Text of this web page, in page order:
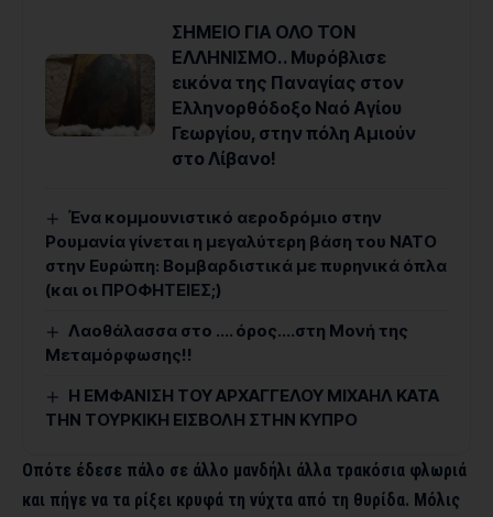
ΣΗΜΕΙΟ ΓΙΑ ΟΛΟ ΤΟΝ
ΕΛΛΗΝΙΣΜΟ.. Μυρόβλισε
εικόνα της Παναγίας στον
Ελληνορθόδοξο Ναό Αγίου
Γεωργίου, στην πόλη Αμιούν
στο Λίβανο!
Ένα κομμουνιστικό αεροδρόμιο στην
Ρουμανία γίνεται η μεγαλύτερη βάση του ΝΑΤΟ
στην Ευρώπη: Βομβαρδιστικά με πυρηνικά όπλα
(και οι ΠΡΟΦΗΤΕΙΕΣ;)
Λαοθάλασσα στο …. όρος….στη Μονή της
Μεταμόρφωσης!!
Η ΕΜΦΑΝΙΣΗ ΤΟΥ ΑΡΧΑΓΓΕΛΟΥ ΜΙΧΑΗΛ ΚΑΤΑ
ΤΗΝ ΤΟΥΡΚΙΚΗ ΕΙΣΒΟΛΗ ΣΤΗΝ ΚΥΠΡΟ
Οπότε έδεσε πάλο σε άλλο μανδήλι άλλα τρακόσια φλωριά
και πήγε να τα ρίξει κρυφά τη νύχτα από τη θυρίδα. Μόλις